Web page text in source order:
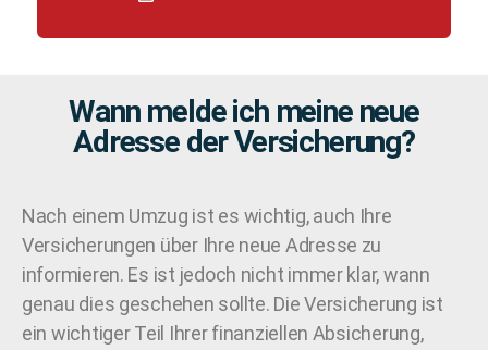
Wann melde ich meine neue
Adresse der Versicherung?
Nach einem Umzug ist es wichtig, auch Ihre
Versicherungen über Ihre neue Adresse zu
informieren. Es ist jedoch nicht immer klar, wann
genau dies geschehen sollte. Die Versicherung ist
ein wichtiger Teil Ihrer finanziellen Absicherung,